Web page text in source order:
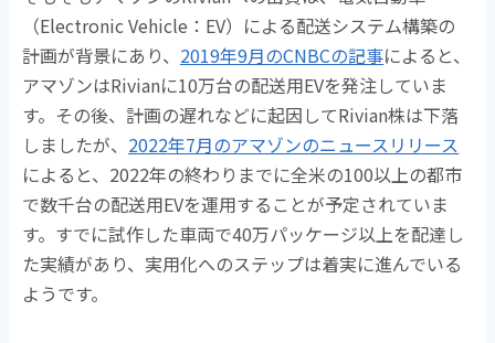
（Electronic Vehicle：EV）による配送システム構築の
計画が背景にあり、 2019年9月のCNBCの記事によると、
アマゾンはRivianに10万台の配送用EVを発注していま
す。その後、計画の遅れなどに起因してRivian株は下落
しましたが、 2022年7月のアマゾンのニュースリリース
によると、2022年の終わりまでに全米の100以上の都市
で数千台の配送用EVを運用することが予定されていま
す。すでに試作した車両で40万パッケージ以上を配達し
た実績があり、実用化へのステップは着実に進んでいる
ようです。